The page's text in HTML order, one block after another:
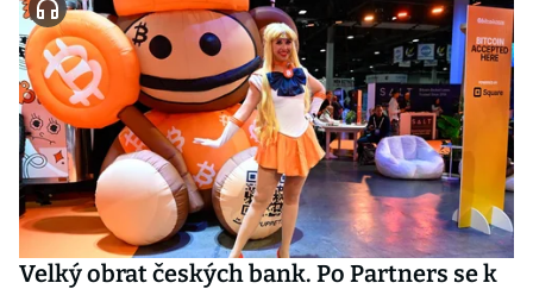
Velký obrat českých bank. Po Partners se k